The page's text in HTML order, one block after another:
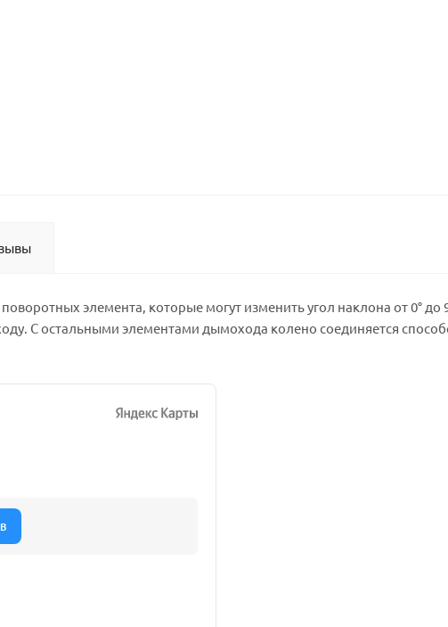
элемента, которые могут изменить угол наклона от 0°
С остальными элементами дымохода колено соединяется